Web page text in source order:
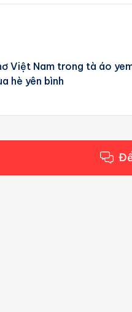
Việt Nam trong tà áo
hè yên bình